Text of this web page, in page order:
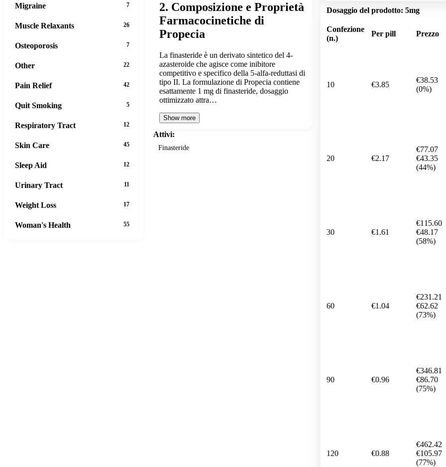
2. Composizione e Proprietà
Farmacocinetiche di
Propecia
La finasteride è un derivato sintetico del 4-
azasteroide che agisce come inibitore
competitivo e specifico della 5-alfa-reduttasi di
tipo II. La formulazione di Propecia contiene
esattamente 1 mg di finasteride, dosaggio
ottimizzato attra…
Show more
Attivi:
Finasteride
Dosaggio del prodotto: 5mg
Confezione
(n.)
Per pill Prezzo
10 €3.85
€38.53
(0%)
20 €2.17
€77.07
€43.35
(44%)
30 €1.61
€115.60
€48.17
(58%)
60 €1.04
€231.21
€62.62
(73%)
90 €0.96
€346.81
€86.70
(75%)
120 €0.88
€462.42
€105.97
(77%)
Migraine 7
Muscle Relaxants 26
Osteoporosis 7
Other 22
Pain Relief 42
Quit Smoking 5
Respiratory Tract 12
Skin Care 45
Sleep Aid 12
Urinary Tract 11
Weight Loss 17
Woman's Health 55